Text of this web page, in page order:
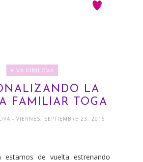
♥IVA KIRILOVA
LA
FAMILIAR TOGA
- VIERNES, SEPTIEMBRE 23, 2016
estamos de vuelta estrenando